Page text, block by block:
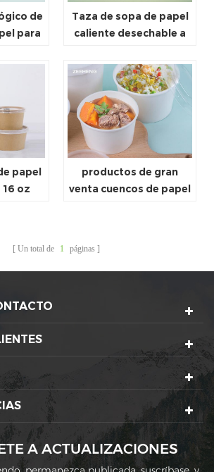
de
para
Taza de sopa de papel
caliente desechable a
con tapa de papel
papel
oz
productos de gran
venta cuencos de papel
Un total de 1 páginas
A ACTUALIZACIONES